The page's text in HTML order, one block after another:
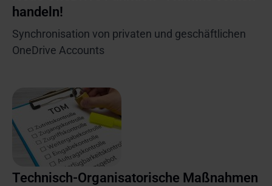
handeln!
Synchronisation von privaten und geschäftlichen
OneDrive Accounts
Technisch-Organisatorische Maßnahmen